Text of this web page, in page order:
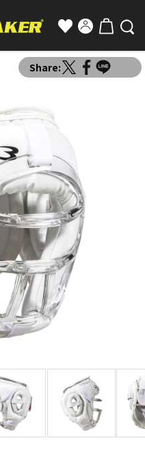
Share: